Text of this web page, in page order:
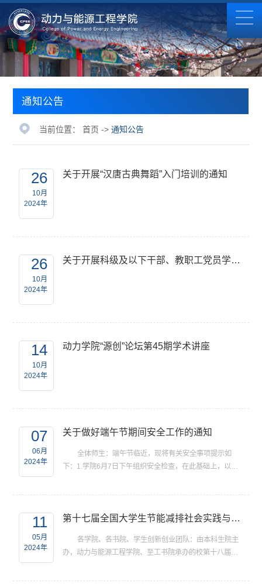
通知公告
当前位置：首页 ->通知公告
26
10月
2024年
关于开展“汉唐古典舞蹈”入门培训的通知
26
10月
2024年
关于开展科级及以下干部、教职工党员学习贯彻党的二十届三中全会精神培训的通知
14
10月
2024年
动力学院“源创”论坛第45期学术讲座
07
06月
2024年
关于做好端午节期间安全工作的通知
全体师生：端午节临近，现将有关安全事项提示如
下：1.学院6月7日下午组织安全检查，在此基础上，以基
组、学生班（党支部）为单位对师生进行一次安全教育提
展的必须提前报批，将工作内容、时间、地点、安全负责
人进...
11
05月
2024年
第十七届全国大学生节能减排社会实践与科技竞赛选拔赛推荐国赛名单公示
各学院、各书院、学生创新创业团队：由本科生院主
办，动力与能源工程学院、至工书院承办的校第十八届节